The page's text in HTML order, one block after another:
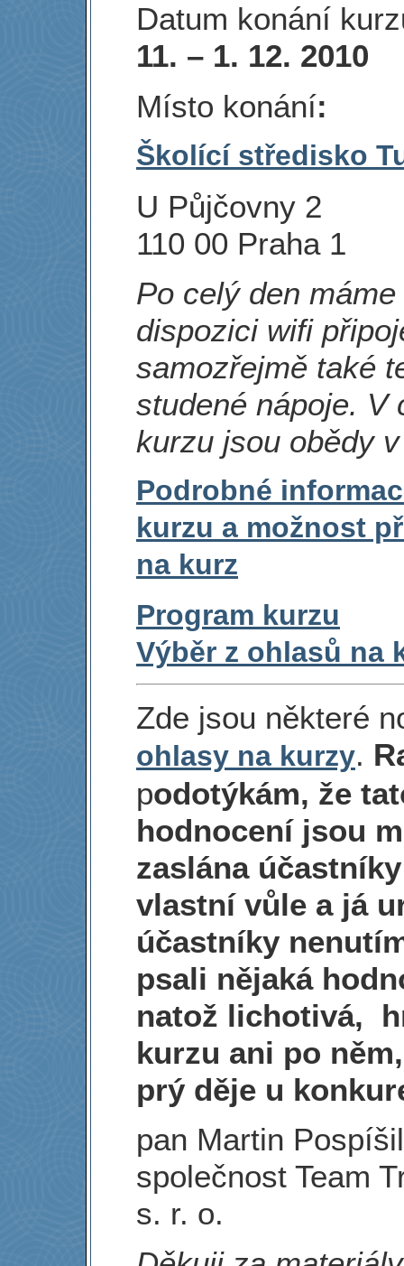
Datum konání
11. – 1. 12. 2010
Místo konání:
Školící středisko
U Půjčovny 2
110 00 Praha 1
Po celý den máme
dispozici wifi
samozřejmě také
studené nápoje. V
kurzu jsou obědy
Podrobné
kurzu a možnost
na kurz
Program kurzu
Výběr z ohlasů na
Zde jsou některé
ohlasy na kurzy.
podotýkám, že
hodnocení jsou
zaslána
vlastní vůle a já
účastníky
psali nějaká
natož lichotivá,
kurzu ani po
prý děje u
pan Martin
společnost Team
s. r. o.